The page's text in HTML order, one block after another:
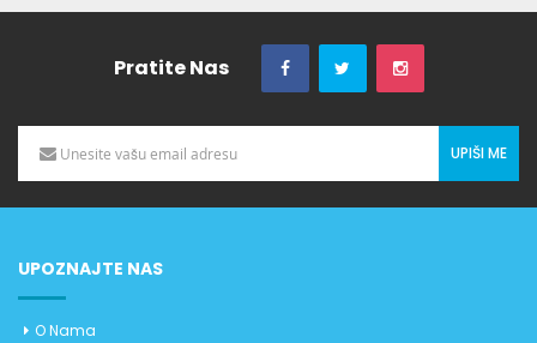
Pratite Nas
UPIŠI ME
UPOZNAJTE NAS
O Nama